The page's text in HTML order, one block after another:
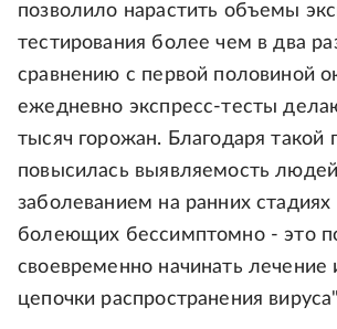
позволило нарастить объемы
тестирования более чем в два
сравнению с первой половиной
ежедневно экспресс-тесты
тысяч горожан. Благодаря такой
повысилась выявляемость
заболеванием на ранних стадиях
болеющих бессимптомно - это
своевременно начинать лечение
цепочки распространения